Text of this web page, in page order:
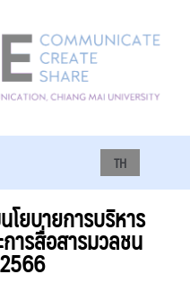
TH
โยบายการบริหาร
รสื่อสารมวลชน